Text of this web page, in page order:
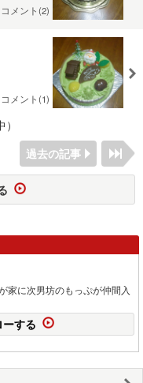
コメント(2)
コメント(1)
過去の記事
に次男坊のもっぷが仲間入
する